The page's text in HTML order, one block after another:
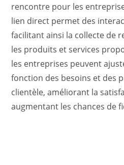
rencontre pour les
lien direct permet des
facilitant ainsi la collecte de
les produits et services
les entreprises peuvent
fonction des besoins et des
clientèle, améliorant la
augmentant les chances de